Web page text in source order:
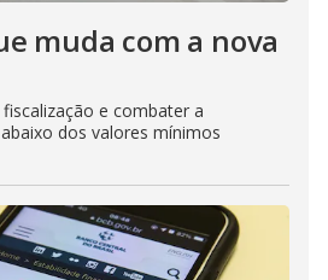
muda com a nova
e combater a
dos valores mínimos